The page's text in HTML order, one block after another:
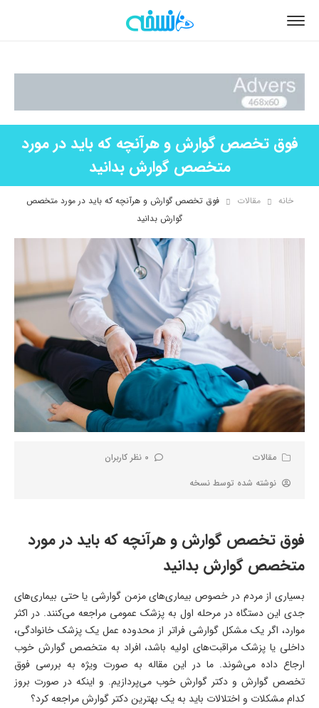
فوق تخصص گوارش و هرآنچه که باید در مورد
متخصص گوارش بدانید
خانه مقالات
فوق تخصص گوارش و هرآنچه که باید در مورد متخصص
گوارش بدانید
مقالات
0 نظر کاربران
نوشته شده توسط نسخه
فوق تخصص گوارش و هرآنچه که باید در مورد
متخصص گوارش بدانید
بسیاری از مردم در خصوص بیماری‌های مزمن گوارشی یا حتی بیماری‌های
جدی این دستگاه در مرحله اول به پزشک عمومی مراجعه می‌کنند. در اکثر
موارد، اگر یک مشکل گوارشی فراتر از محدوده عمل یک پزشک خانوادگی،
داخلی یا پزشک مراقبت‌های اولیه باشد، افراد به متخصص گوارش خوب
ارجاع داده می‌شوند. ما در این مقاله به صورت ویژه به بررسی فوق
تخصص گوارش و دکتر گوارش خوب می‌پردازیم. و اینکه در صورت بروز
کدام مشکلات و اختلالات باید به یک بهترین دکتر گوارش مراجعه کرد؟